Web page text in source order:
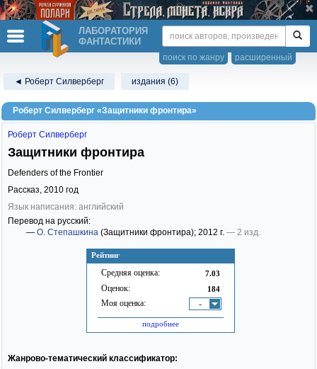
ЛАБОРАТОРИЯ
ФАНТАСТИКИ
расширенный
поиск по жанру
◄ Роберт Силверберг издания (6)
Роберт Силверберг «Защитники фронтира»
Рейтинг
Средняя оценка: 7.03
Оценок: 184
Моя оценка: -
подробнее
Роберт Силверберг
Защитники фронтира
Defenders of the Frontier
Рассказ, 2010 год
Язык написания: английский
Перевод на русский:
— О. Степашкина (Защитники фронтира); 2012 г. — 2 изд.
Жанрово-тематический классификатор: